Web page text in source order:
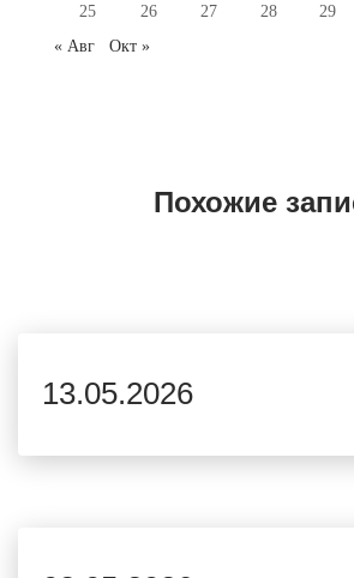
25 26 27 28 29
« Авг
Окт »
Похожие
13.05.2026